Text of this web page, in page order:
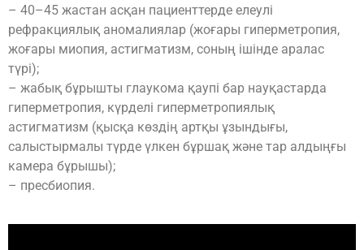
– 40–45 жастан асқан пациенттерде елеулі
рефракциялық аномалиялар (жоғары гиперметропия,
жоғары миопия, астигматизм, соның ішінде аралас
түрі);
– жабық бұрышты глаукома қаупі бар науқастарда
гиперметропия, күрделі гиперметропиялық
астигматизм (қысқа көздің артқы ұзындығы,
салыстырмалы түрде үлкен бұршақ және тар алдыңғы
камера бұрышы);
– пресбиопия.